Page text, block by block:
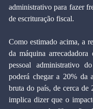
administrativo para fazer
de escrituração fiscal.
Como estimado acima, a
da máquina
pessoal administrativo
poderá chegar a 20% da
bruta do país, de cerca de
implica dizer que o